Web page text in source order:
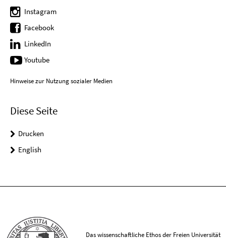
Instagram
Facebook
LinkedIn
Youtube
Hinweise zur Nutzung sozialer Medien
Diese Seite
Drucken
English
Das wissenschaftliche Ethos der Freien Universität